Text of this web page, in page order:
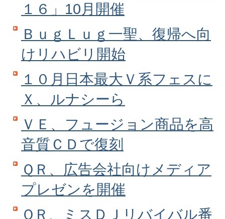
１６」10月開催
ＢｕｇＬｕｇ一聖、復帰へ向
けリハビリ開始
１０月日本最大Ｖ系フェスに
Ｘ、ルナシーら
ＶＥ、フュージョン商品を高
音質ＣＤで復刻
ＱＲ、広告会社向けメディア
プレゼンを開催
ＱＲ、ミスＤＪリバイバル番